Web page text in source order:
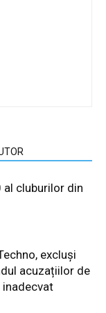
al cluburilor din
excluși
acuzațiilor de